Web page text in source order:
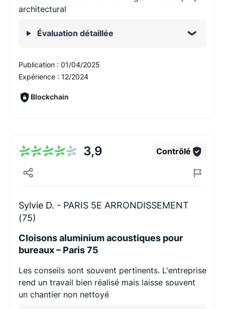
architectural
Évaluation détaillée
Publication : 01/04/2025
Expérience : 12/2024
Blockchain
3,9 Contrôlé
Sylvie D. - PARIS 5E ARRONDISSEMENT
(75)
Cloisons aluminium acoustiques pour
bureaux – Paris 75
Les conseils sont souvent pertinents. L'entreprise
rend un travail bien réalisé mais laisse souvent
un chantier non nettoyé